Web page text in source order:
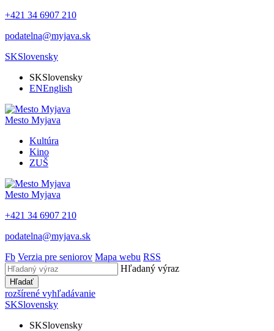
+421 34 6907 210
podatelna@myjava.sk
SKSlovensky
SKSlovensky
ENEnglish
Mesto Myjava
Kultúra
Kino
ZUŠ
Mesto Myjava
+421 34 6907 210
podatelna@myjava.sk
Fb Verzia pre seniorov Mapa webu RSS
Hľadaný výraz
Hľadať
rozšírené vyhľadávanie
SKSlovensky
SKSlovensky